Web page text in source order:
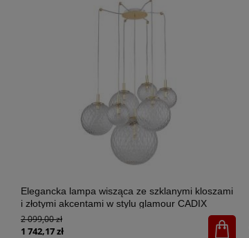
Elegancka lampa wisząca ze szklanymi kloszami
i złotymi akcentami w stylu glamour CADIX
GOLD 7xG9 - 4608
2 099,00 zł
1 742,17 zł